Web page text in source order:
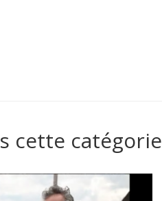
cette catégorie